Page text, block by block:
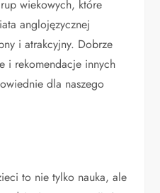
wiekowych, które
anglojęzycznej
i atrakcyjny. Dobrze
i rekomendacje innych
dla naszego
to nie tylko nauka, ale